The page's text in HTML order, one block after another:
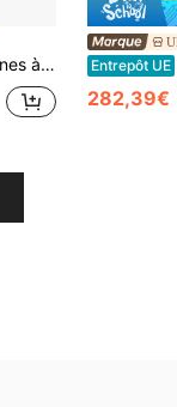
Entrepôt UE
282,39€